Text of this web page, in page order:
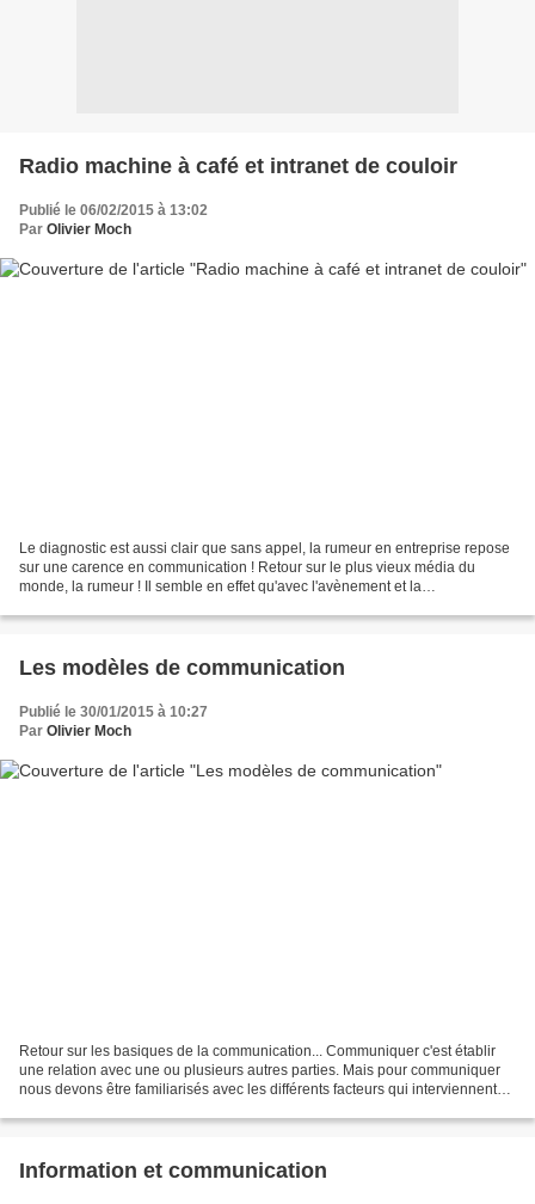
Radio machine à café et intranet de couloir
Publié le 06/02/2015 à 13:02
Par Olivier Moch
Le diagnostic est aussi clair que sans appel, la rumeur en entreprise repose
sur une carence en communication ! Retour sur le plus vieux média du
monde, la rumeur ! Il semble en effet qu'avec l'avènement et la
Les modèles de communication
Publié le 30/01/2015 à 10:27
Par Olivier Moch
Retour sur les basiques de la communication... Communiquer c'est établir
une relation avec une ou plusieurs autres parties. Mais pour communiquer
nous devons être familiarisés avec les différents facteurs qui interviennent
Information et communication